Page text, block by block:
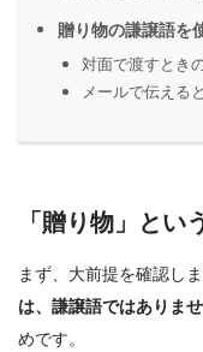
贈り物の謙譲語を
対面で渡すとき
メールで伝える
「贈り物」とい
まず、大前提を確認しま
は、謙譲語ではありま
めです。